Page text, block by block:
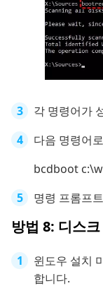
각 명령어가
다음 명령어
bcdboot
명령 프롬프
방법 8: 디스
윈도우 설치
합니다.